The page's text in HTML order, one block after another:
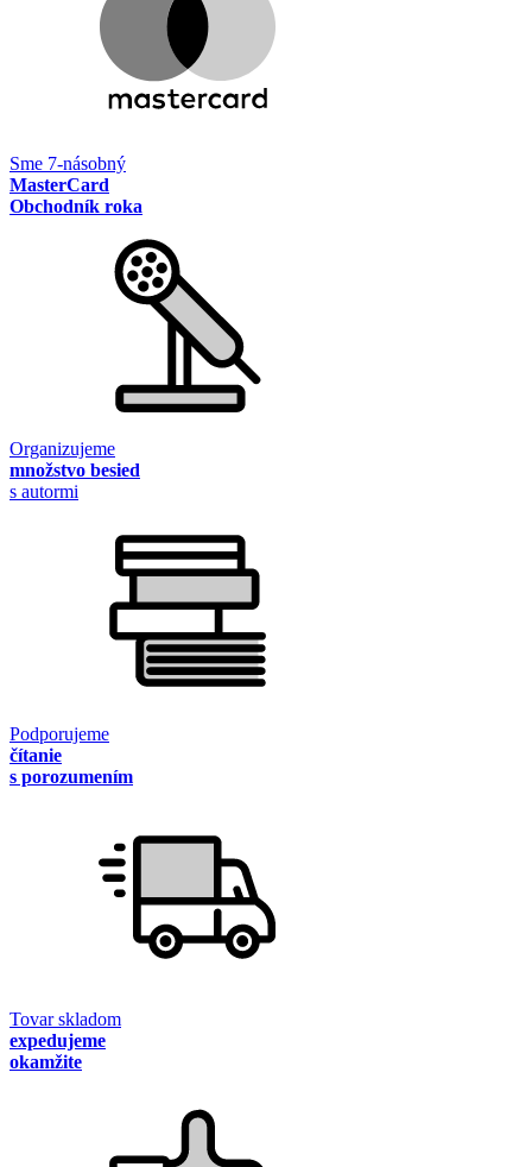
Sme 7-násobný
MasterCard
Obchodník roka
Organizujeme
množstvo besied
s autormi
Podporujeme
čítanie
s porozumením
Tovar skladom
expedujeme
okamžite